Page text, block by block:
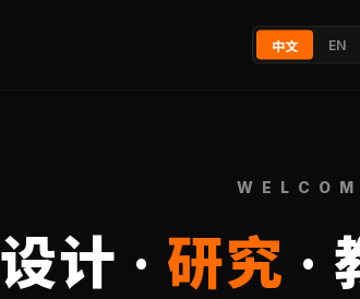
中文 EN
设计 · 研究 ·